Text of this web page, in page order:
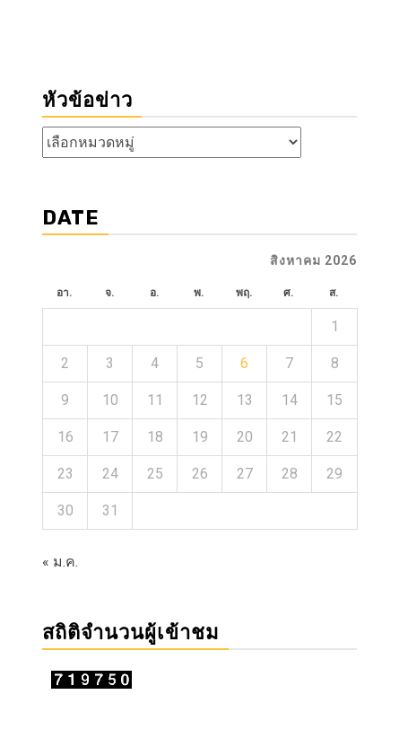
หัวข้อข่าว
หัวข้อ
ข่าว
DATE
สิงหาคม 2026
อา. จ. อ. พ. พฤ. ศ. ส.
1
2 3 4 5 6 7 8
9 10 11 12 13 14 15
16 17 18 19 20 21 22
23 24 25 26 27 28 29
30 31
« ม.ค.
สถิติจำนวนผู้เข้าชม